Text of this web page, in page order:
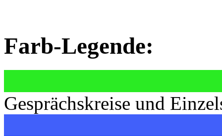
Farb-Legende:
Gesprächskreise und